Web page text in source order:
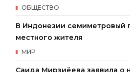
ОБЩЕСТВО
В Индонезии семиметровый
местного жителя
МИР
Саида Мирзиёева заявила о